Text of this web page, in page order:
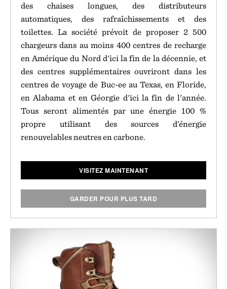
des chaises longues, des distributeurs
automatiques, des rafraîchissements et des
toilettes. La société prévoit de proposer 2 500
chargeurs dans au moins 400 centres de recharge
en Amérique du Nord d'ici la fin de la décennie, et
des centres supplémentaires ouvriront dans les
centres de voyage de Buc-ee au Texas, en Floride,
en Alabama et en Géorgie d'ici la fin de l'année.
Tous seront alimentés par une énergie 100 %
propre utilisant des sources d’énergie
renouvelables neutres en carbone.
VISITEZ MAINTENANT
GARDER POUR PLUS TARD